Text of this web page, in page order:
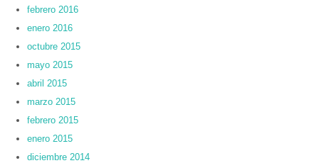
febrero 2016
enero 2016
octubre 2015
mayo 2015
abril 2015
marzo 2015
febrero 2015
enero 2015
diciembre 2014